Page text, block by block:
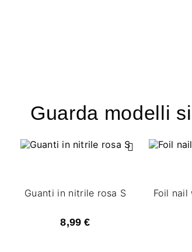
Guarda modelli
Guanti in nitrile rosa S
8,99 €
Foil